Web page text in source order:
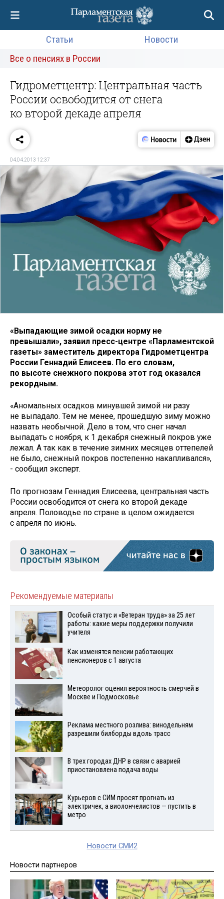
Статьи
Новости
Все о пенсиях в России
Гидрометцентр: Центральная часть
России освободится от снега
ко второй декаде апреля
04.04.2013 12:37
«Выпадающие зимой осадки норму не
превышали», заявил пресс-центре «Парламентской
газеты» заместитель директора Гидрометцентра
России Геннадий Елисеев. По его словам,
по высоте снежного покрова этот год оказался
рекордным.
«Аномальных осадков минувшей зимой ни разу
не выпадало. Тем не менее, прошедшую зиму можно
назвать необычной. Дело в том, что снег начал
выпадать с ноября, к 1 декабря снежный покров уже
лежал. А так как в течение зимних месяцев оттепелей
не было, снежный покров постепенно накапливался»,
- сообщил эксперт.
По прогнозам Геннадия Елисеева, центральная часть
России освободится от снега ко второй декаде
апреля. Половодье по стране в целом ожидается
с апреля по июнь.
Рекомендуемые материалы
Особый статус и «Ветеран труда» за 25 лет
работы: какие меры поддержки получили
учителя
Как изменятся пенсии работающих
пенсионеров с 1 августа
Метеоролог оценил вероятность смерчей в
Москве и Подмосковье
Реклама местного розлива: винодельням
разрешили билборды вдоль трасс
В трех городах ДНР в связи с аварией
приостановлена подача воды
Курьеров с СИМ просят прогнать из
электричек, а виолончелистов — пустить в
метро
Новости СМИ2
Новости партнеров